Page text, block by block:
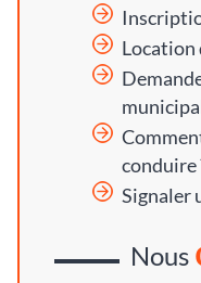
Location
conduire
Signaler
Nous